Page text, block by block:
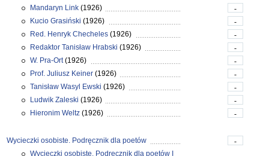
Mandaryn Link (1926)
-
Kucio Grasiński (1926)
-
Red. Henryk Checheles (1926)
-
Redaktor Tanisław Hrabski (1926)
-
W. Pra-Ort(1926)
-
Prof. Juliusz Keiner (1926)
-
Tanisław Wasyl Ewski (1926)
-
Ludwik Zaleski (1926)
-
Hieronim Weltz (1926) -
Wycieczki osobiste. Podręcznik dla poetów
-
Wycieczki osobiste. Podręcznik dla poetów I